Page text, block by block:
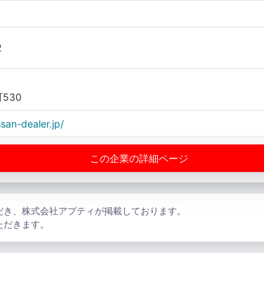
530
dealer.jp/
この企業の詳細ページ
、株式会社アプティが掲載しております。
きます。